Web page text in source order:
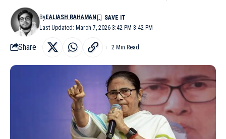
Last Updated: March 7, 2026 3:42 PM 3:42 PM
ByEALIASH RAHAMAN
Share 2 Min Read